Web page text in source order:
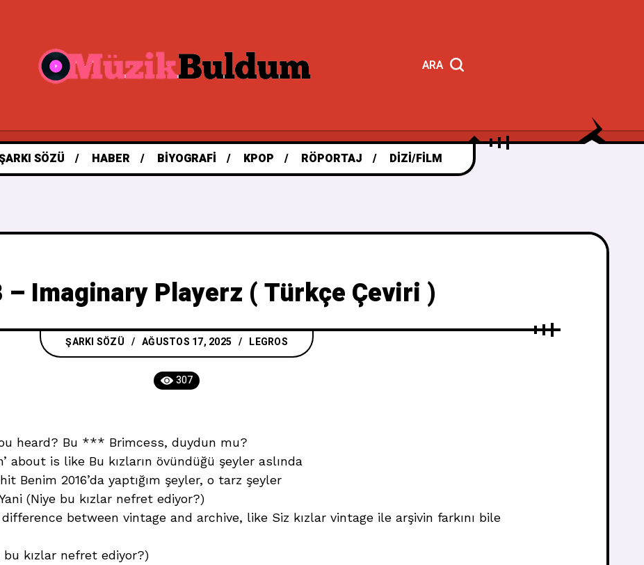
ARA
SÖZÜ HABER BIYOGRAFI KPOP RÖPORTAJ DIZI/FILM
– Imaginary Playerz ( Türkçe Çeviri )
ŞARKI SÖZÜ AĞUSTOS 17, 2025 LEGROS
307
heard? Bu *** Brimcess, duydun mu?
is like Bu kızların övündüğü şeyler aslında
Benim 2016’da yaptığım şeyler, o tarz şeyler
(Niye bu kızlar nefret ediyor?)
between vintage and archive, like Siz kızlar vintage ile arşivin farkını bile
kızlar nefret ediyor?)